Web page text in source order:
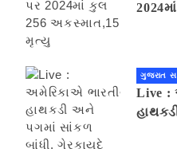
ગુજરાત
Live :